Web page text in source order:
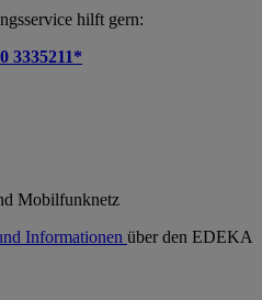
hilft gern:
3335211*
Mobilfunknetz
Informationen über den EDEKA